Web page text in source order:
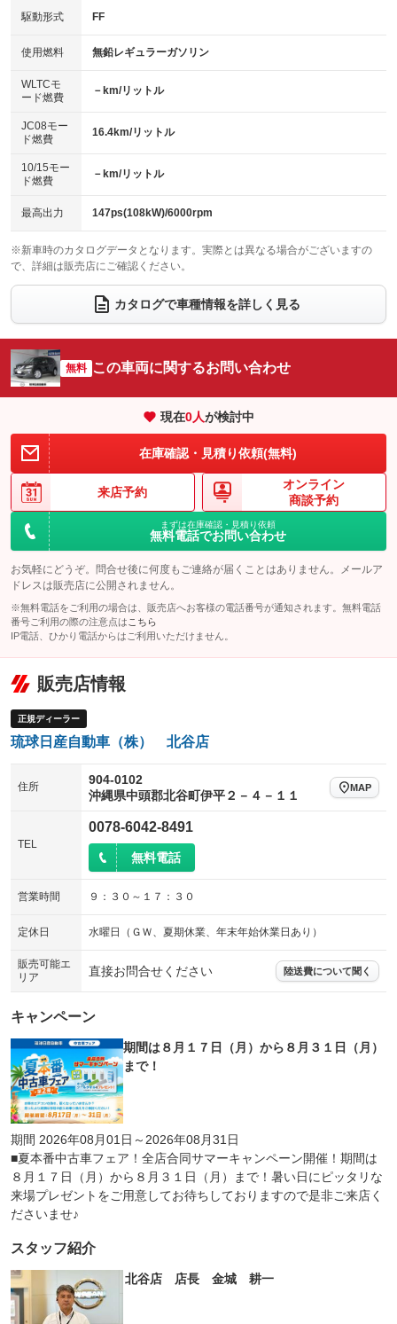
USB入力端子
：装備なし
100V電源
：装備なし
センターデフロック
：装備なし
電動格納ミラー
：装備あり
HID(キセノンライト)
バックカメラ
エアロ
：装備なし
ローダウン
：装備なし
ベンチシート
：装備なし
チップアップシート
：装備なし
電動格納サードシート
：装備なし シートヒーター
：装備あり
ウォークスルー
電動リアゲート フロントカメラ
：装備なし
シートエアコン
：装備なし 全周囲カメラ
：装備なし
サイドカメラ
：装備なし ルーフレール
：装備なし
エアサスペンション ヘッドライトウォッシャー
駆動形式 FF
使用燃料 無鉛レギュラーガソリン
WLTCモ
ード燃費
－km/リットル
JC08モー
ド燃費
16.4km/リットル
10/15モー
ド燃費
－km/リットル
最高出力 147ps(108kW)/6000rpm
※新車時のカタログデータとなります。実際とは異なる場合がございますの
で、詳細は販売店にご確認ください。
カタログで車種情報を詳しく見る
無料 この車両に関するお問い合わせ
現在0人が検討中
在庫確認・見積り依頼(無料)
来店予約
オンライン
商談予約
まずは在庫確認・見積り依頼
無料電話でお問い合わせ
お気軽にどうぞ。問合せ後に何度もご連絡が届くことはありません。メールア
ドレスは販売店に公開されません。
※無料電話をご利用の場合は、販売店へお客様の電話番号が通知されます。無料電話
番号ご利用の際の注意点は こちら
IP電話、ひかり電話からはご利用いただけません。
販売店情報
正規ディーラー
琉球日産自動車（株） 北谷店
住所
904-0102
沖縄県中頭郡北谷町伊平２－４－１１
MAP
TEL
0078-6042-8491
無料電話
営業時間 ９：３０～１７：３０
定休日 水曜日（ＧＷ、夏期休業、年末年始休業日あり）
販売可能エ
リア
直接お問合せください 陸送費について聞く
キャンペーン
期間は８月１７日（月）から８月３１日（月）
まで！
期間 2026年08月01日～2026年08月31日
■夏本番中古車フェア！全店合同サマーキャンペーン開催！期間は
８月１７日（月）から８月３１日（月）まで！暑い日にピッタリな
来場プレゼントをご用意してお待ちしておりますので是非ご来店く
ださいませ♪
スタッフ紹介
北谷店 店長 金城 耕一